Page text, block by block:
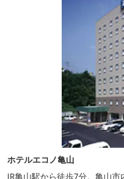
ホテルエコノ亀山
JR亀山駅から徒歩7分。亀山